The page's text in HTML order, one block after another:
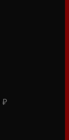
₽